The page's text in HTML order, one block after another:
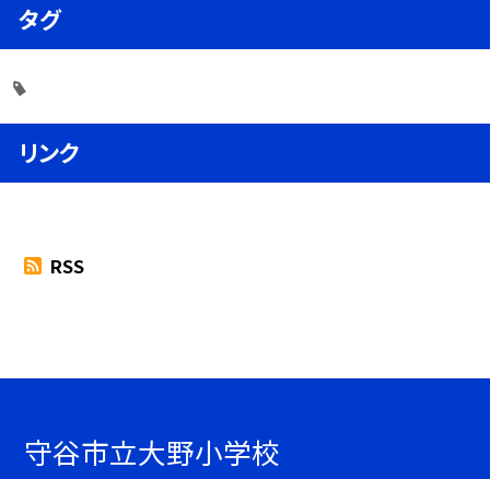
タグ
リンク
RSS
守谷市立大野小学校